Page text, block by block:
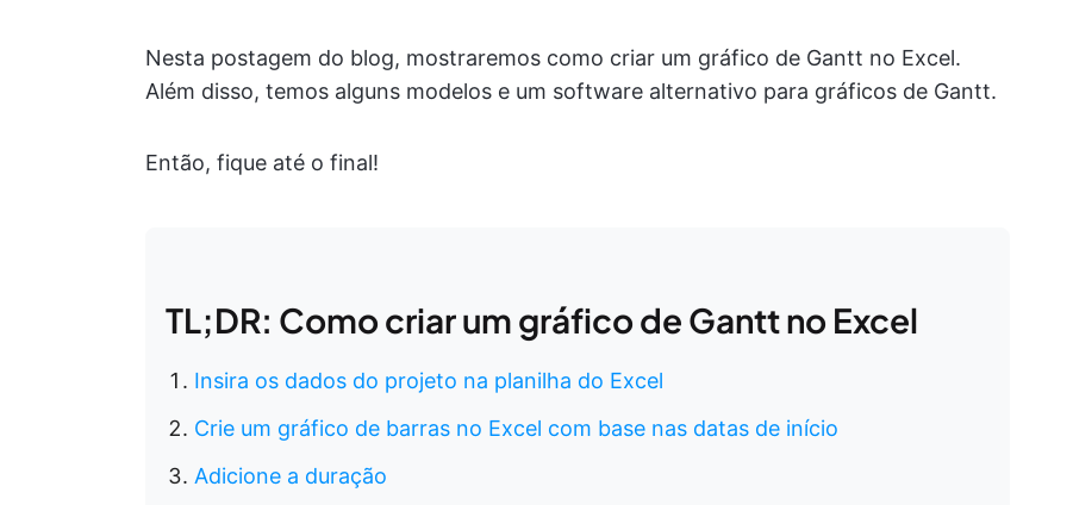
Nesta postagem do blog, mostraremos como criar um gráfico de Gantt no Excel.
Além disso, temos alguns modelos e um software alternativo para gráficos de Gantt.
Então, fique até o final!
TL;DR: Como criar um gráfico de Gantt no Excel
Insira os dados do projeto na planilha do Excel
Crie um gráfico de barras no Excel com base nas datas de início
Adicione a duração